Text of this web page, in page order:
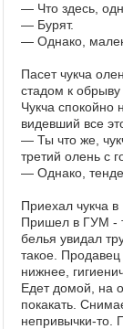
— Что здесь,
— Бурят.
— Однако,
Пасет чукча
стадом к
Чукча спокойно
видевший все
— Ты что же,
третий олень с
— Однако,
Приехал чукча в
Пришел в ГУМ -
белья увидал
такое.
нижнее,
Едет домой, на
покакать.
непривычки-то.